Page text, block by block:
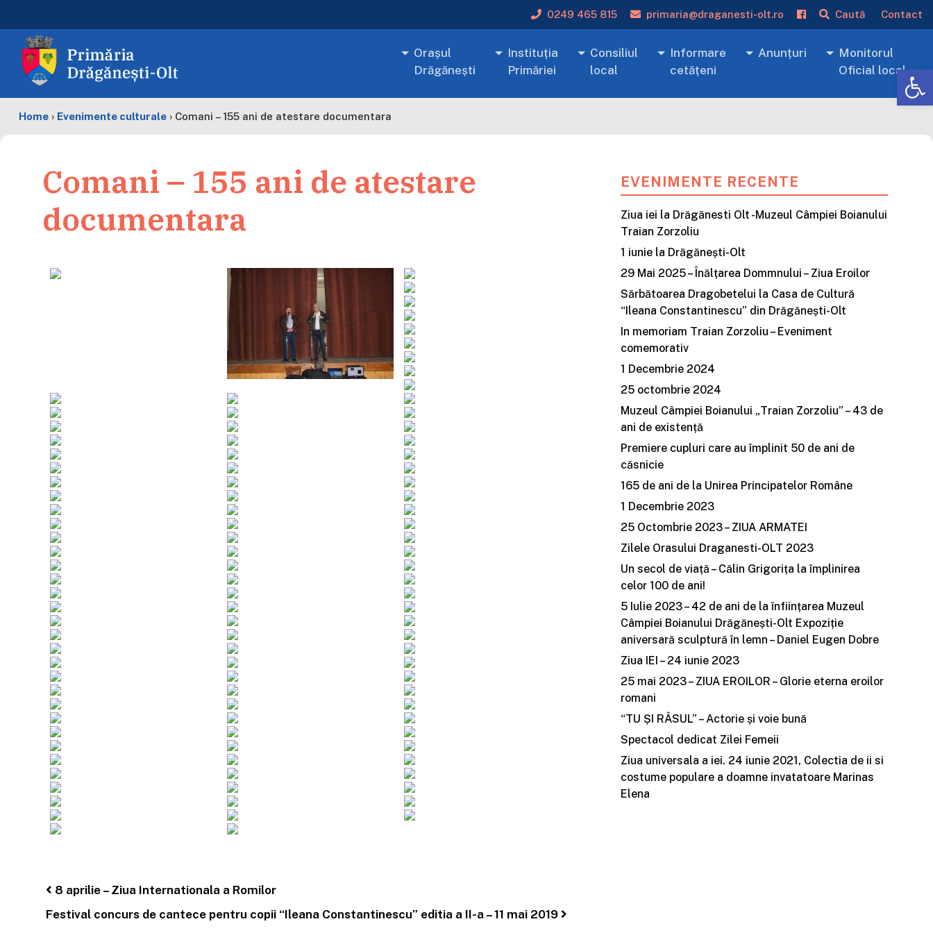
Orașul
Drăgănești
Instituția
Primăriei
Consiliul
local
Informare
cetățeni
Anunțuri
Monitorul
Oficial local
Home › Evenimente culturale › Comani – 155 ani de atestare documentara
0249 465 815 primaria@draganesti-olt.ro Caută Contact
Comani – 155 ani de atestare
documentara
Post navigation
8 aprilie – Ziua Internationala a Romilor
Festival concurs de cantece pentru copii “Ileana Constantinescu” editia a II-a – 11 mai 2019
EVENIMENTE RECENTE
Ziua iei la Drăgănesti Olt -Muzeul Câmpiei Boianului
Traian Zorzoliu
1 iunie la Drăgănești-Olt
29 Mai 2025 – Înălțarea Dommnului – Ziua Eroilor
Sărbătoarea Dragobetelui la Casa de Cultură
“Ileana Constantinescu” din Drăgănești-Olt
In memoriam Traian Zorzoliu – Eveniment
comemorativ
1 Decembrie 2024
25 octombrie 2024
Muzeul Câmpiei Boianului „Traian Zorzoliu” – 43 de
ani de existență
Premiere cupluri care au împlinit 50 de ani de
căsnicie
165 de ani de la Unirea Principatelor Române
1 Decembrie 2023
25 Octombrie 2023 – ZIUA ARMATEI
Zilele Orasului Draganesti-OLT 2023
Un secol de viață – Călin Grigorița la împlinirea
celor 100 de ani!
5 Iulie 2023 – 42 de ani de la înființarea Muzeul
Câmpiei Boianului Drăgănești-Olt Expoziție
aniversară sculptură în lemn – Daniel Eugen Dobre
Ziua IEI – 24 iunie 2023
25 mai 2023 – ZIUA EROILOR – Glorie eterna eroilor
romani
“TU ȘI RÂSUL” – Actorie și voie bună
Spectacol dedicat Zilei Femeii
Ziua universala a iei. 24 iunie 2021, Colectia de ii si
costume populare a doamne invatatoare Marinas
Elena